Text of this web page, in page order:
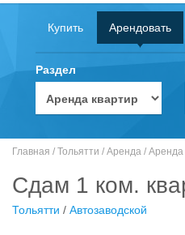
Купить Арендовать
Раздел
Главная / Тольятти / Аренда / Аренда
Сдам 1 ком.
Тольятти / Автозаводской